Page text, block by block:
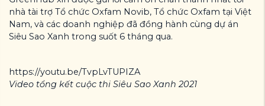
nhà tài trợ Tổ chức Oxfam Novib, Tổ chức Oxfam tại Việt
Nam, và các doanh nghiệp đã đồng hành cùng dự án
Siêu Sao Xanh trong suốt 6 tháng qua.
https://youtu.be/TvpLvTUPIZA
Video tổng kết cuộc thi Siêu Sao Xanh 2021